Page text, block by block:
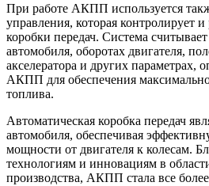
При работе АКПП используется
управления, которая контролирует и
коробки передач. Система
автомобиля, оборотах двигателя,
акселератора и других параметрах,
АКПП для обеспечения
топлива.
Автоматическая коробка передач
автомобиля, обеспечивая
мощности от двигателя к колесам.
технологиям и инновациям в
производства, АКПП стала все